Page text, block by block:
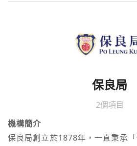
保良局
2個項目
機構簡介
保良局創立於1878年，一直秉承